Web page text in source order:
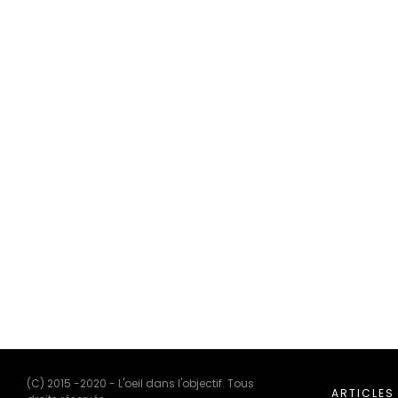
(C) 2015 -2020 - L'oeil dans l'objectif. Tous
ARTICLES